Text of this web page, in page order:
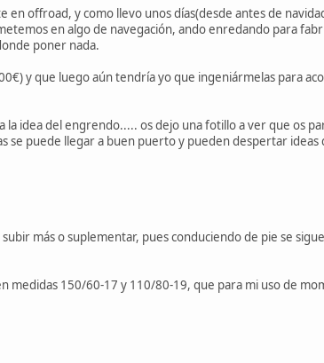
en offroad, y como llevo unos días(desde antes de
en algo de navegación, ando enredando para
poner nada.
y que luego aún tendría yo que ingeniármelas para
idea del engrendo..... os dejo una fotillo a ver que os
se puede llegar a buen puerto y pueden despertar ideas
más o suplementar, pues conduciendo de pie se sigue
medidas 150/60-17 y 110/80-19, que para mi uso de